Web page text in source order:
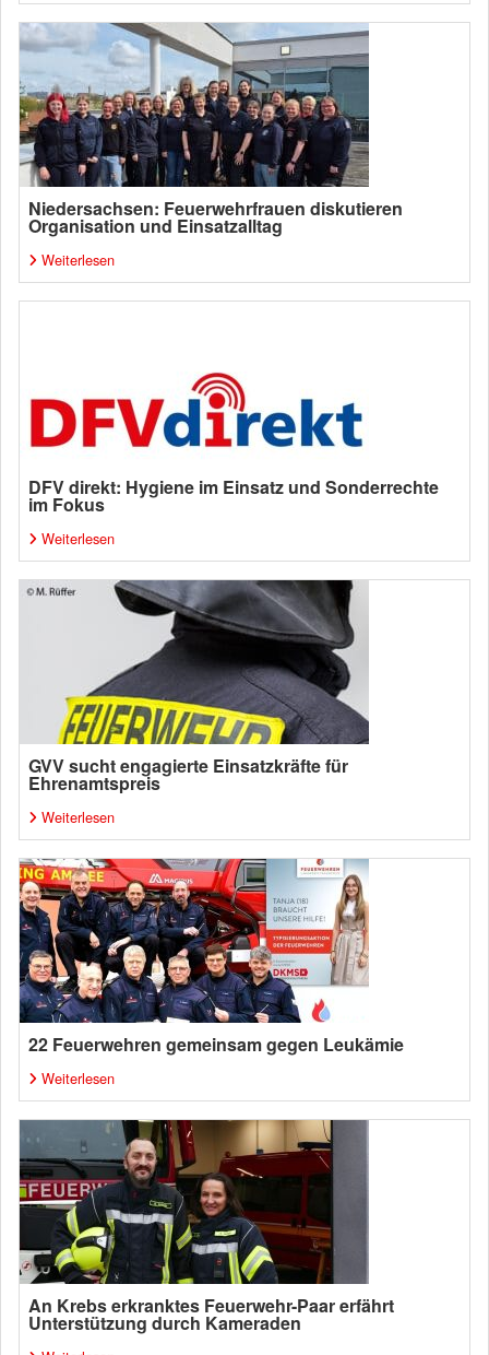
Niedersachsen: Feuerwehrfrauen diskutieren
Organisation und Einsatzalltag
Weiterlesen
DFV direkt: Hygiene im Einsatz und Sonderrechte
im Fokus
Weiterlesen
GVV sucht engagierte Einsatzkräfte für
Ehrenamtspreis
Weiterlesen
22 Feuerwehren gemeinsam gegen Leukämie
Weiterlesen
An Krebs erkranktes Feuerwehr-Paar erfährt
Unterstützung durch Kameraden